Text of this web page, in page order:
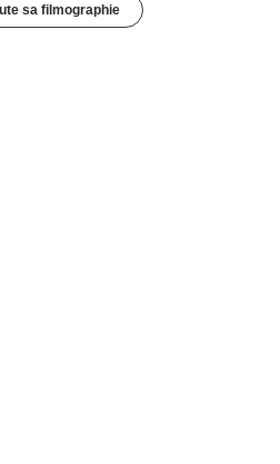
sa filmographie